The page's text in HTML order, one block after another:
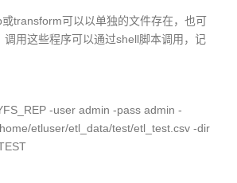
transform可以以单独的文件存在，也可
调用这些程序可以通过shell脚本调用，记
-user admin -pass admin -
etluser/etl_data/test/etl_test.csv -dir